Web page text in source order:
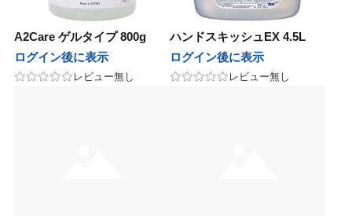
ワイズムーン
その他
A2Care ゲルタイプ 800g
ログイン後に表示
レビュー無し
ハンドスキッシュEX 4.5L
ログイン後に表示
レビュー無し